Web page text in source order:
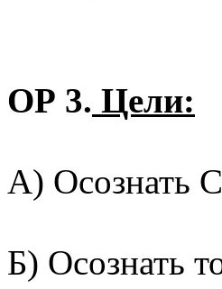
ОР 3. Цели:
А) Осознать
Б) Осознать